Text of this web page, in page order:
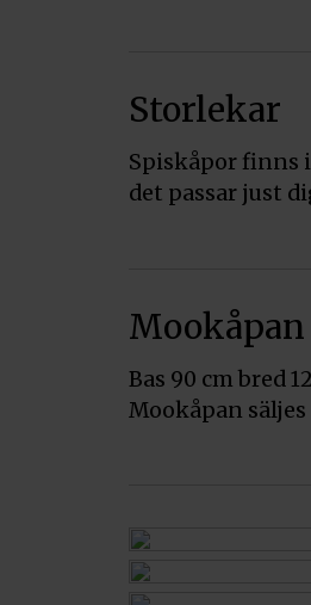
Storlekar
Spiskåpor finns
det passar just
Bas 90 cm bred
Mookåpan